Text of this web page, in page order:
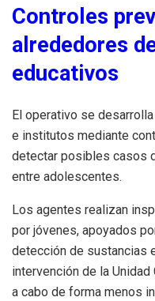
Controles
alrededores
educativos
El operativo se
e institutos mediante
detectar posibles casos
entre adolescentes.
Los agentes realizan
por jóvenes, apoyados
detección de sustancias
intervención de la
a cabo de forma menos